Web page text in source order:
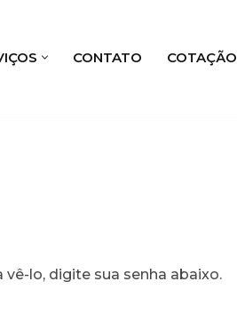
CONTATO COTAÇÃO
lo, digite sua senha abaixo.